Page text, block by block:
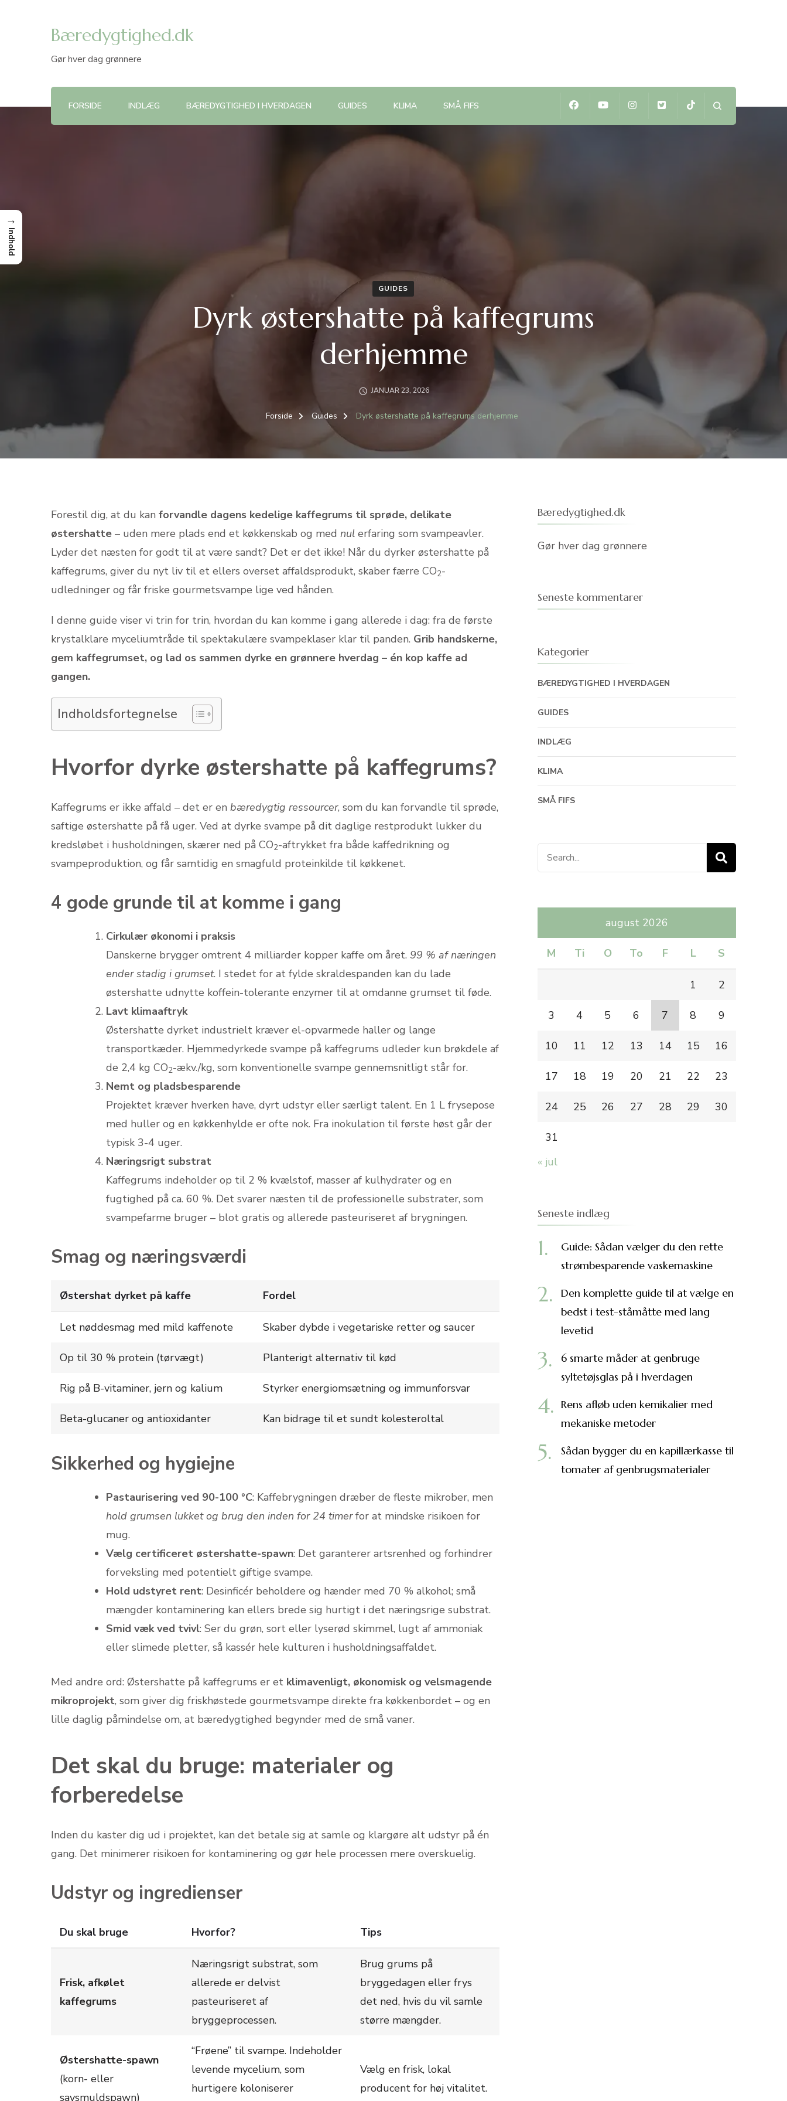
Bæredygtighed.dk
Gør hver dag grønnere
FORSIDE INDLÆG BÆREDYGTIGHED I HVERDAGEN GUIDES KLIMA SMÅ FIFS
GUIDES
Dyrk østershatte på kaffegrums
derhjemme
JANUAR 23, 2026
Forside Guides Dyrk østershatte på kaffegrums derhjemme
Forestil dig, at du kan forvandle dagens kedelige kaffegrums til sprøde, delikate
østershatte – uden mere plads end et køkkenskab og med nul erfaring som svampeavler.
Lyder det næsten for godt til at være sandt? Det er det ikke! Når du dyrker østershatte på
kaffegrums, giver du nyt liv til et ellers overset affaldsprodukt, skaber færre CO2-
udledninger og får friske gourmetsvampe lige ved hånden.
I denne guide viser vi trin for trin, hvordan du kan komme i gang allerede i dag: fra de første
krystalklare myceliumtråde til spektakulære svampeklaser klar til panden. Grib handskerne,
gem kaffegrumset, og lad os sammen dyrke en grønnere hverdag – én kop kaffe ad
gangen.
Indholdsfortegnelse
Hvorfor dyrke østershatte på kaffegrums?
Kaffegrums er ikke affald – det er en bæredygtig ressourcer, som du kan forvandle til sprøde,
saftige østershatte på få uger. Ved at dyrke svampe på dit daglige restprodukt lukker du
kredsløbet i husholdningen, skærer ned på CO2-aftrykket fra både kaffedrikning og
svampeproduktion, og får samtidig en smagfuld proteinkilde til køkkenet.
4 gode grunde til at komme i gang
Cirkulær økonomi i praksis
Danskerne brygger omtrent 4 milliarder kopper kaffe om året. 99 % af næringen
ender stadig i grumset. I stedet for at fylde skraldespanden kan du lade
østershatte udnytte koffein-tolerante enzymer til at omdanne grumset til føde.
Lavt klimaaftryk
Østershatte dyrket industrielt kræver el-opvarmede haller og lange
transportkæder. Hjemmedyrkede svampe på kaffegrums udleder kun brøkdele af
de 2,4 kg CO2-ækv./kg, som konventionelle svampe gennemsnitligt står for.
Nemt og pladsbesparende
Projektet kræver hverken have, dyrt udstyr eller særligt talent. En 1 L frysepose
med huller og en køkkenhylde er ofte nok. Fra inokulation til første høst går der
typisk 3-4 uger.
Næringsrigt substrat
Kaffegrums indeholder op til 2 % kvælstof, masser af kulhydrater og en
fugtighed på ca. 60 %. Det svarer næsten til de professionelle substrater, som
svampefarme bruger – blot gratis og allerede pasteuriseret af brygningen.
Smag og næringsværdi
Østershat dyrket på kaffe Fordel
Let nøddesmag med mild kaffenote Skaber dybde i vegetariske retter og saucer
Op til 30 % protein (tørvægt) Planterigt alternativ til kød
Rig på B-vitaminer, jern og kalium Styrker energiomsætning og immunforsvar
Beta-glucaner og antioxidanter Kan bidrage til et sundt kolesteroltal
Sikkerhed og hygiejne
Pastaurisering ved 90-100 °C: Kaffebrygningen dræber de fleste mikrober, men
hold grumsen lukket og brug den inden for 24 timerfor at mindske risikoen for
mug.
Vælg certificeret østershatte-spawn: Det garanterer artsrenhed og forhindrer
forveksling med potentielt giftige svampe.
Hold udstyret rent: Desinficér beholdere og hænder med 70 % alkohol; små
mængder kontaminering kan ellers brede sig hurtigt i det nærings­rige substrat.
Smid væk ved tvivl: Ser du grøn, sort eller lyserød skimmel, lugt af ammoniak
eller slimede pletter, så kassér hele kulturen i husholdnings­affaldet.
Med andre ord: Østershatte på kaffegrums er et klimavenligt, økonomisk og velsmagende
mikroprojekt, som giver dig frisk­høstede gourmet­svampe direkte fra køkkenbordet – og en
lille daglig påmindelse om, at bæredygtighed begynder med de små vaner.
Det skal du bruge: materialer og
forberedelse
Inden du kaster dig ud i projektet, kan det betale sig at samle og klargøre alt udstyr på én
gang. Det minimerer risikoen for kontaminering og gør hele processen mere overskuelig.
Udstyr og ingredienser
Du skal bruge Hvorfor? Tips
Frisk, afkølet
kaffegrums
Næringsrigt substrat, som
allerede er delvist
pasteuriseret af
bryggeprocessen.
Brug grums på
bryggedagen eller frys
det ned, hvis du vil samle
større mængder.
Østershatte-spawn
(korn- eller
savsmuldspawn)
“Frøene” til svampe. Indeholder
levende mycelium, som
hurtigere koloniserer
Vælg en frisk, lokal
producent for høj vitalitet.
Bæredygtighed.dk
Gør hver dag grønnere
Seneste kommentarer
Kategorier
BÆREDYGTIGHED I HVERDAGEN
GUIDES
INDLÆG
KLIMA
SMÅ FIFS
Search
for:
august 2026
M Ti O To F L S
1 2
3 4 5 6 7 8 9
10 11 12 13 14 15 16
17 18 19 20 21 22 23
24 25 26 27 28 29 30
31
« jul
Seneste indlæg
Guide: Sådan vælger du den rette
strømbesparende vaskemaskine
Den komplette guide til at vælge en
bedst i test-ståmåtte med lang
levetid
6 smarte måder at genbruge
syltetøjsglas på i hverdagen
Rens afløb uden kemikalier med
mekaniske metoder
Sådan bygger du en kapillærkasse til
tomater af genbrugsmaterialer
→
Indhold